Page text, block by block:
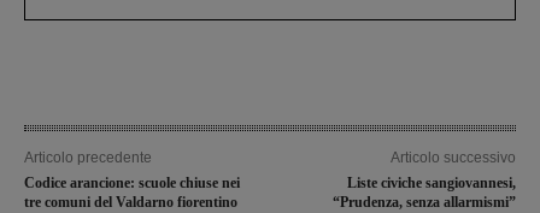
Articolo precedente
Codice arancione: scuole chiuse nei
tre comuni del Valdarno fiorentino
Articolo successivo
Liste civiche sangiovannesi,
“Prudenza, senza allarmismi”